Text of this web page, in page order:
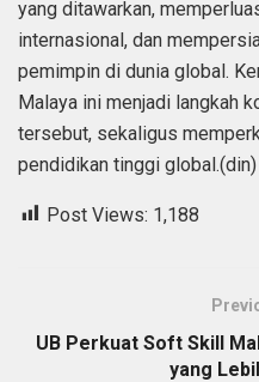
yang ditawarkan,
internasional, dan
pemimpin di dunia global.
Malaya ini menjadi langkah
tersebut, sekaligus
pendidikan tinggi global.(din)
Post Views: 1,188
UB Perkuat Soft Skill
yang